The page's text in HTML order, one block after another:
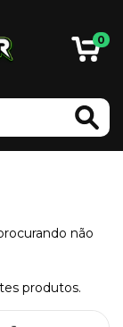
0
não
produtos.